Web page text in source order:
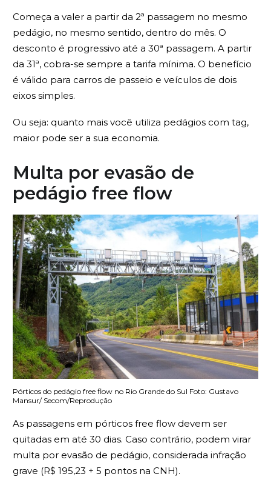
Começa a valer a partir da 2ª passagem no mesmo
pedágio, no mesmo sentido, dentro do mês. O
desconto é progressivo até a 30ª passagem. A partir
da 31ª, cobra-se sempre a tarifa mínima. O benefício
é válido para carros de passeio e veículos de dois
eixos simples.
Ou seja: quanto mais você utiliza pedágios com tag,
maior pode ser a sua economia.
Multa por evasão de
pedágio free flow
Pórticos do pedágio free flow no Rio Grande do Sul Foto: Gustavo
Mansur/ Secom/Reprodução
As passagens em pórticos free flow devem ser
quitadas em até 30 dias. Caso contrário, podem virar
multa por evasão de pedágio, considerada infração
grave (R$ 195,23 + 5 pontos na CNH).